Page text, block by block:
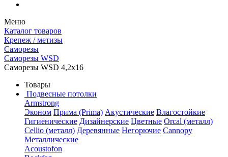
Меню
Каталог товаров
Крепеж / метизы
Саморезы
Саморезы WSD
Саморезы WSD 4,2х16
Товары
Подвесные потолки
Armstrong
Эконом Прима (Prima) Акустические Влагостойкие
Гигиенические Дизайнерские Цветные Orcal (металл)
Cellio (металл) Деревянные Негорючие Cannopy
Металлические
Acoustofon